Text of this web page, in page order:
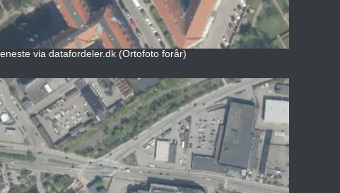
via datafordeler.dk (Ortofoto forår)